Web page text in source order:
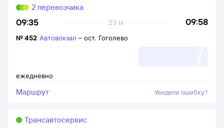
09:35 09:58
23 м
2 перевозчика
ежедневно
№452 Автовокзал – ост. Гоголево
Маршрут Увидели ошибку?
Трансавтосервис